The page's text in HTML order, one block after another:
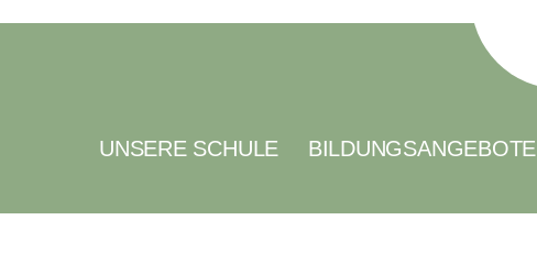
UNSERE SCHULE BILDUNGSANGEBOTE